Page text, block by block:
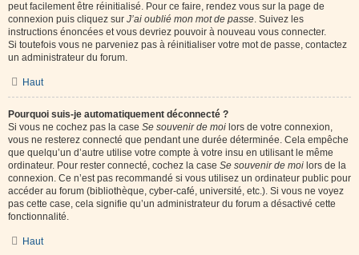
peut facilement être réinitialisé. Pour ce faire, rendez vous sur la page de
connexion puis cliquez sur J’ai oublié mon mot de passe. Suivez les
instructions énoncées et vous devriez pouvoir à nouveau vous connecter.
Si toutefois vous ne parveniez pas à réinitialiser votre mot de passe, contactez
un administrateur du forum.
Haut
Pourquoi suis-je automatiquement déconnecté ?
Si vous ne cochez pas la case Se souvenir de moi lors de votre connexion,
vous ne resterez connecté que pendant une durée déterminée. Cela empêche
que quelqu’un d’autre utilise votre compte à votre insu en utilisant le même
ordinateur. Pour rester connecté, cochez la case Se souvenir de moi lors de la
connexion. Ce n’est pas recommandé si vous utilisez un ordinateur public pour
accéder au forum (bibliothèque, cyber-café, université, etc.). Si vous ne voyez
pas cette case, cela signifie qu’un administrateur du forum a désactivé cette
fonctionnalité.
Haut